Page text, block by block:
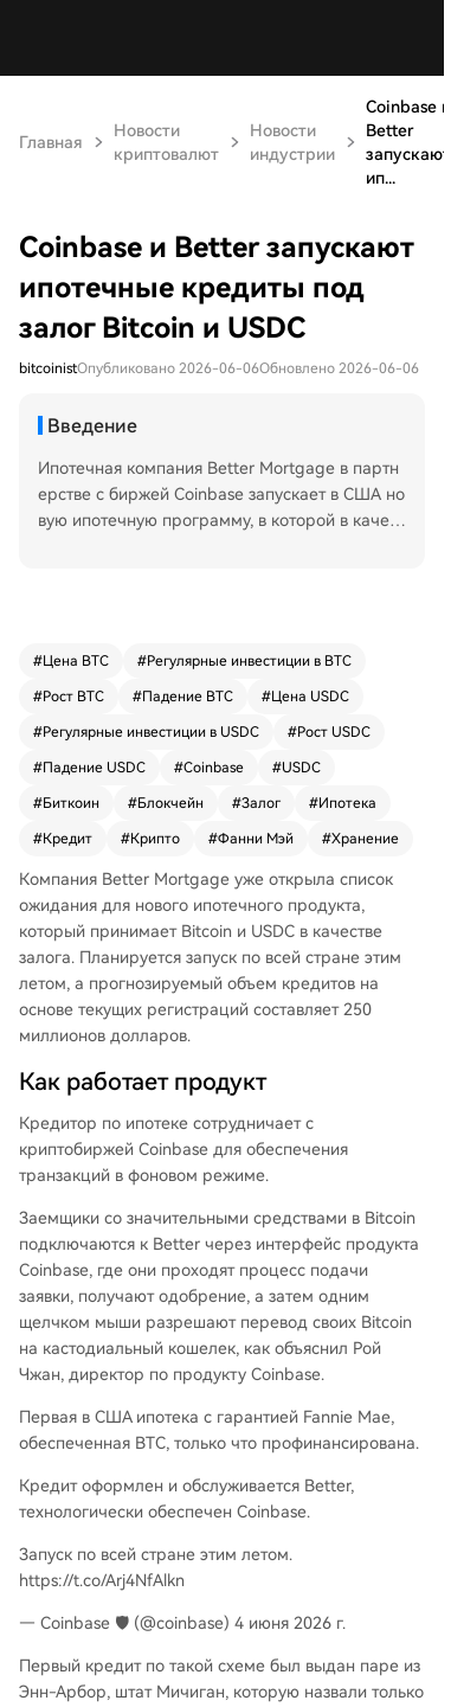
Главная
Новости
криптовалют
Новости
индустрии
Coinbase и
Better
запускают
ип...
Coinbase и Better запускают
ипотечные кредиты под
залог Bitcoin и USDC
bitcoinistОпубликовано 2026-06-06Обновлено 2026-06-06
Введение
Ипотечная компания Better Mortgage в партн
ерстве с биржей Coinbase запускает в США но
вую ипотечную программу, в которой в качест
ми, приравнивая их к традиционным финансо
вым инструментам. В отличие от стандартных
длежит ликвидации на протяжении всего сро
ка кредита, даже при падении рыночной стои
мости. Заемщики проходят процесс оформле
ктивы переводятся на кастодиальный кошеле
к. Ожидается, что программа будет расширен
а на другие цифровые активы, включая токен
изированные акции. Полный запуск по всей ст
ране запланирован на лето.
#Цена BTC #Регулярные инвестиции в BTC
#Рост BTC #Падение BTC #Цена USDC
#Регулярные инвестиции в USDC #Рост USDC
#Падение USDC #Coinbase #USDC
#Биткоин #Блокчейн #Залог #Ипотека
#Кредит #Крипто #Фанни Мэй #Хранение
Компания Better Mortgage уже открыла список
ожидания для нового ипотечного продукта,
который принимает Bitcoin и USDC в качестве
залога. Планируется запуск по всей стране этим
летом, а прогнозируемый объем кредитов на
основе текущих регистраций составляет 250
миллионов долларов.
Как работает продукт
Кредитор по ипотеке сотрудничает с
криптобиржей Coinbase для обеспечения
транзакций в фоновом режиме.
Заемщики со значительными средствами в Bitcoin
подключаются к Better через интерфейс продукта
Coinbase, где они проходят процесс подачи
заявки, получают одобрение, а затем одним
щелчком мыши разрешают перевод своих Bitcoin
на кастодиальный кошелек, как объяснил Рой
Чжан, директор по продукту Coinbase.
Первая в США ипотека с гарантией Fannie Mae,
обеспеченная BTC, только что профинансирована.
Кредит оформлен и обслуживается Better,
технологически обеспечен Coinbase.
Запуск по всей стране этим летом.
https://t.co/Arj4NfAlkn
— Coinbase 🛡️ (@coinbase) 4 июня 2026 г.
Первый кредит по такой схеме был выдан паре из
Энн-Арбор, штат Мичиган, которую назвали только